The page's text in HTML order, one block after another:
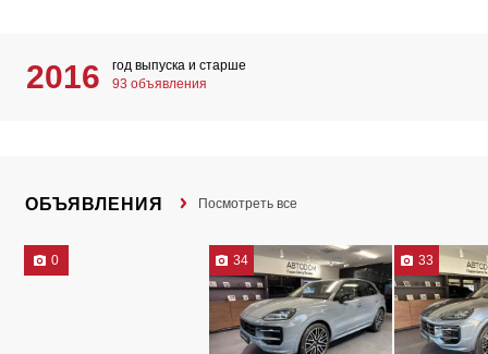
2016
год выпуска и старше
93 объявления
ОБЪЯВЛЕНИЯ Посмотреть все
0 34 33